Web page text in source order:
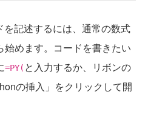
記述するには、通常の数式
始めます。コードを書きたい
=PY( と入力するか、リボンの
の挿入」をクリックして開